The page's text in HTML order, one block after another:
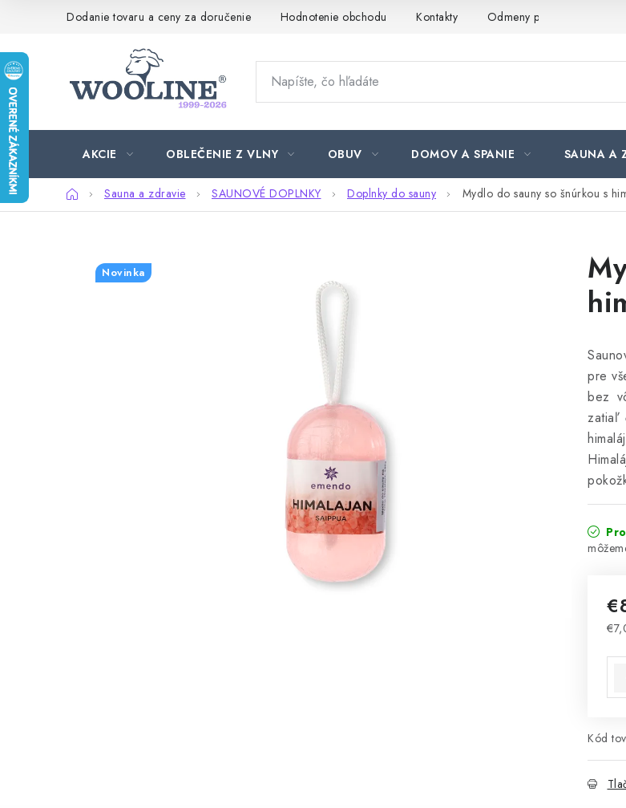
Dodanie tovaru a ceny za doručenie Hodnotenie obchodu Kontakty Odmeny pre našich
AKCIE OBLEČENIE Z VLNY OBUV DOMOV A SPANIE SAUNA A
DomovSauna a zdravie SAUNOVÉ DOPLNKY Doplnky do sauny Mydlo do sauny so šnúrkou s
pre
bez
zatiaľ
Kód
Novinka